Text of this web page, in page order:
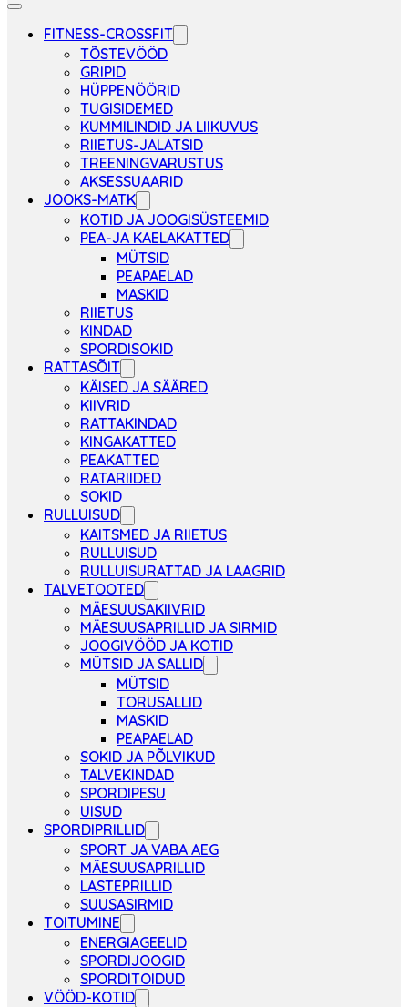
FITNESS-CROSSFIT
TÕSTEVÖÖD
GRIPID
HÜPPENÖÖRID
TUGISIDEMED
KUMMILINDID JA LIIKUVUS
RIIETUS-JALATSID
TREENINGVARUSTUS
AKSESSUAARID
JOOKS-MATK
KOTID JA JOOGISÜSTEEMID
PEA-JA KAELAKATTED
MÜTSID
PEAPAELAD
MASKID
RIIETUS
KINDAD
SPORDISOKID
RATTASÕIT
KÄISED JA SÄÄRED
KIIVRID
RATTAKINDAD
KINGAKATTED
PEAKATTED
RATARIIDED
SOKID
RULLUISUD
KAITSMED JA RIIETUS
RULLUISUD
RULLUISURATTAD JA LAAGRID
TALVETOOTED
MÄESUUSAKIIVRID
MÄESUUSAPRILLID JA SIRMID
JOOGIVÖÖD JA KOTID
MÜTSID JA SALLID
MÜTSID
TORUSALLID
MASKID
PEAPAELAD
SOKID JA PÕLVIKUD
TALVEKINDAD
SPORDIPESU
UISUD
SPORDIPRILLID
SPORT JA VABA AEG
MÄESUUSAPRILLID
LASTEPRILLID
SUUSASIRMID
TOITUMINE
ENERGIAGEELID
SPORDIJOOGID
SPORDITOIDUD
VÖÖD-KOTID